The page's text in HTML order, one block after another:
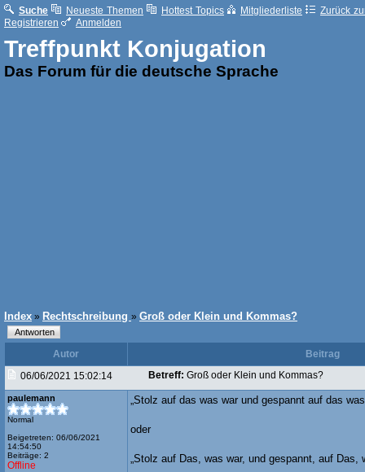
Suche Neueste Themen Hottest Topics Mitgliederliste
Zurück
Registrieren
Anmelden
Treffpunkt Konjugation
Das Forum für die deutsche Sprache
Index » Rechtschreibung » Groß oder Klein und Kommas?
Autor
Beitrag
06/06/2021 15:02:14
Betreff: Groß oder Klein und Kommas?
paulemann
Normal
Beigetreten: 06/06/2021
14:54:50
Beiträge: 2
Offline
„Stolz auf das was war und gespannt auf das
oder
„Stolz auf Das, was war, und gespannt, auf Das,